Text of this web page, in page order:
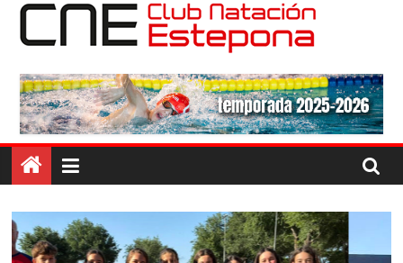
Club
Natacion
Estepona
Club
Natacion
Estepona